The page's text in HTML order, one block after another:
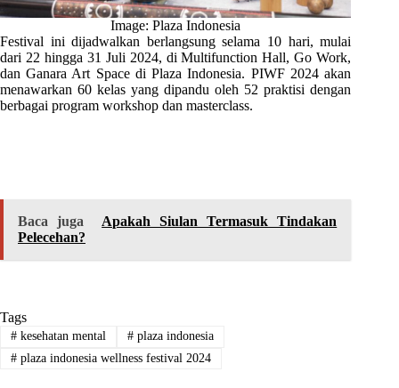
Image: Plaza Indonesia
Festival ini dijadwalkan berlangsung selama 10 hari, mulai
dari 22 hingga 31 Juli 2024, di Multifunction Hall, Go Work,
dan Ganara Art Space di Plaza Indonesia. PIWF 2024 akan
menawarkan 60 kelas yang dipandu oleh 52 praktisi dengan
berbagai program workshop dan masterclass.
Baca juga
Apakah Siulan Termasuk Tindakan
Pelecehan?
Tags
#kesehatan mental #plaza indonesia
#plaza indonesia wellness festival 2024